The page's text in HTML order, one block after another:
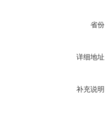
省份
详细地址
补充说明